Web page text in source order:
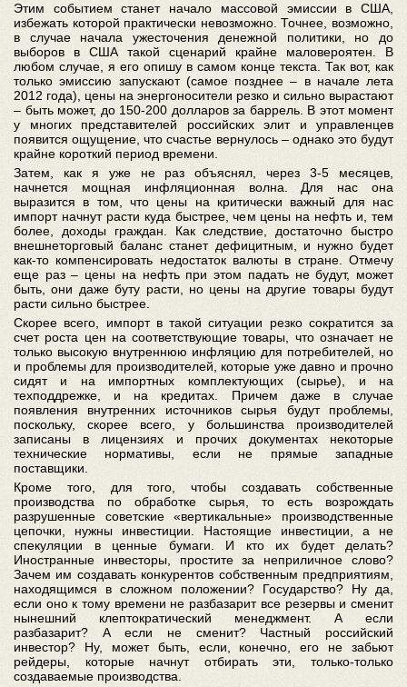
Этим событием станет начало массовой эмиссии в США,
избежать которой практически невозможно. Точнее, возможно,
в случае начала ужесточения денежной политики, но до
выборов в США такой сценарий крайне маловероятен. В
любом случае, я его опишу в самом конце текста. Так вот, как
только эмиссию запускают (самое позднее – в начале лета
2012 года), цены на энергоносители резко и сильно вырастают
– быть может, до 150-200 долларов за баррель. В этот момент
у многих представителей российских элит и управленцев
появится ощущение, что счастье вернулось – однако это будут
крайне короткий период времени.
Затем, как я уже не раз объяснял, через 3-5 месяцев,
начнется мощная инфляционная волна. Для нас она
выразится в том, что цены на критически важный для нас
импорт начнут расти куда быстрее, чем цены на нефть и, тем
более, доходы граждан. Как следствие, достаточно быстро
внешнеторговый баланс станет дефицитным, и нужно будет
как-то компенсировать недостаток валюты в стране. Отмечу
еще раз – цены на нефть при этом падать не будут, может
быть, они даже буту расти, но цены на другие товары будут
расти сильно быстрее.
Скорее всего, импорт в такой ситуации резко сократится за
счет роста цен на соответствующие товары, что означает не
только высокую внутреннюю инфляцию для потребителей, но
и проблемы для производителей, которые уже давно и прочно
сидят и на импортных комплектующих (сырье), и на
техподдрежке, и на кредитах. Причем даже в случае
появления внутренних источников сырья будут проблемы,
поскольку, скорее всего, у большинства производителей
записаны в лицензиях и прочих документах некоторые
технические нормативы, если не прямые западные
поставщики.
Кроме того, для того, чтобы создавать собственные
производства по обработке сырья, то есть возрождать
разрушенные советские «вертикальные» производственные
цепочки, нужны инвестиции. Настоящие инвестиции, а не
спекуляции в ценные бумаги. И кто их будет делать?
Иностранные инвесторы, простите за неприличное слово?
Зачем им создавать конкурентов собственным предприятиям,
находящимся в сложном положении? Государство? Ну да,
если оно к тому времени не разбазарит все резервы и сменит
нынешний клептократический менеджмент. А если
разбазарит? А если не сменит? Частный российский
инвестор? Ну, может быть, если, конечно, его не забьют
рейдеры, которые начнут отбирать эти, только-только
создаваемые производства.